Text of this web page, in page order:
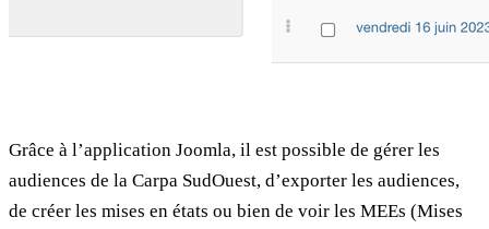
Grâce à l’application Joomla, il est possible de gérer les
audiences de la Carpa SudOuest, d’exporter les audiences,
de créer les mises en états ou bien de voir les MEEs (Mises